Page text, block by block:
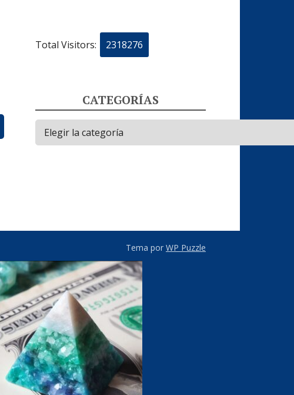
Total Visitors: 2318276
CATEGORÍAS
Categorías
Tema por WP Puzzle